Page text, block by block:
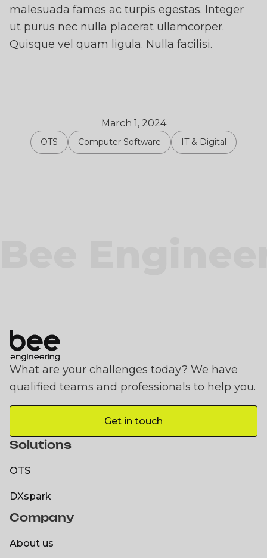
malesuada fames ac turpis egestas. Integer
ut purus nec nulla placerat ullamcorper.
Quisque vel quam ligula. Nulla facilisi.
March 1, 2024
OTS Computer Software IT & Digital
What are your challenges today? We have
qualified teams and professionals to help you.
Get in touch
Solutions
OTS
DXspark
Company
About us